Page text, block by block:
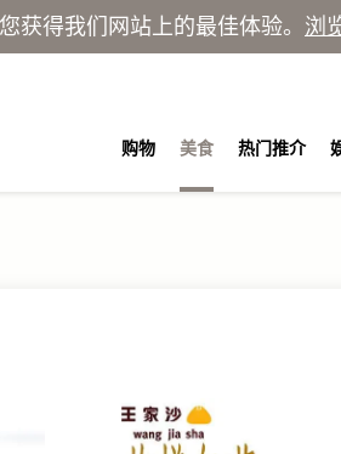
获得我们网站上的最佳体验。 浏
购物 美食 热门推介